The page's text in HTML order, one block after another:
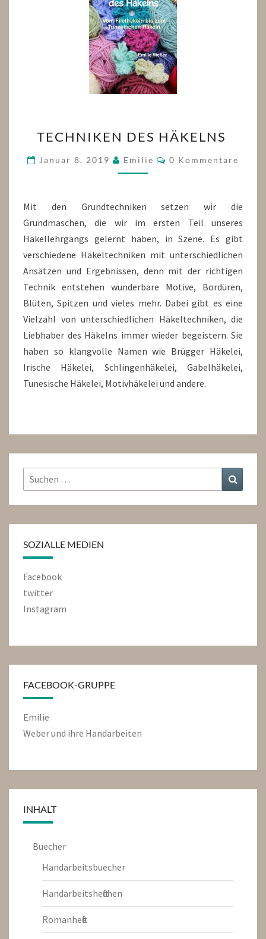
DES
HÄKELNS
TECHNIKEN DES HÄKELNS
Januar 8, 2019 Emilie Kommentare
0 Kommentare
Mit den Grundtechniken setzen wir die
Grundmaschen, die wir im ersten Teil unseres
Häkellehrgangs gelernt haben, in Szene. Es gibt
verschiedene Häkeltechniken mit unterschiedlichen
Ansätzen und Ergebnissen, denn mit der richtigen
Technik entstehen wunderbare Motive, Bordüren,
Blüten, Spitzen und vieles mehr. Dabei gibt es eine
Vielzahl von unterschiedlichen Häkeltechniken, die
Liebhaber des Häkelns immer wieder begeistern. Sie
haben so klangvolle Namen wie Brügger Häkelei,
Irische Häkelei, Schlingenhäkelei, Gabelhäkelei,
Tunesische Häkelei, Motivhäkelei und andere.
Suchen
nach:
SOZIALLE MEDIEN
Facebook
twitter
Instagram
FACEBOOK-GRUPPE
Emilie
Weber und ihre Handarbeiten
INHALT
Buecher
Handarbeitsbuecher
Handarbeitsheftchen
Romanhefte